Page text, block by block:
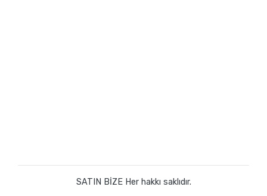
SATIN BİZE Her hakkı saklıdır.